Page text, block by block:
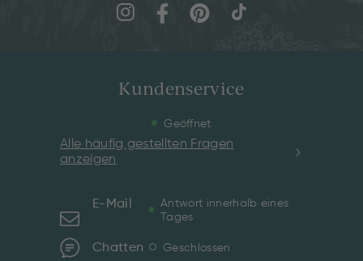
Kundenservice
Geöffnet
Alle häufig gestellten Fragen
anzeigen
E-Mail
Antwort innerhalb eines
Tages
Chatten Geschlossen